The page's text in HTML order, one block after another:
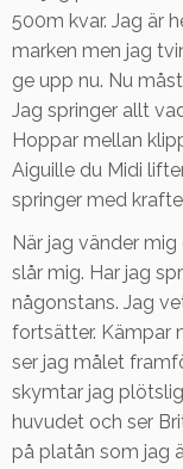
500m kvar. Jag är
marken men jag
ge upp nu. Nu
Jag springer allt
Hoppar mellan
Aiguille du Midi
springer med
När jag vänder
slår mig. Har jag
någonstans. Jag
fortsätter. Kämpar
ser jag målet
skymtar jag
huvudet och ser
på platån som jag